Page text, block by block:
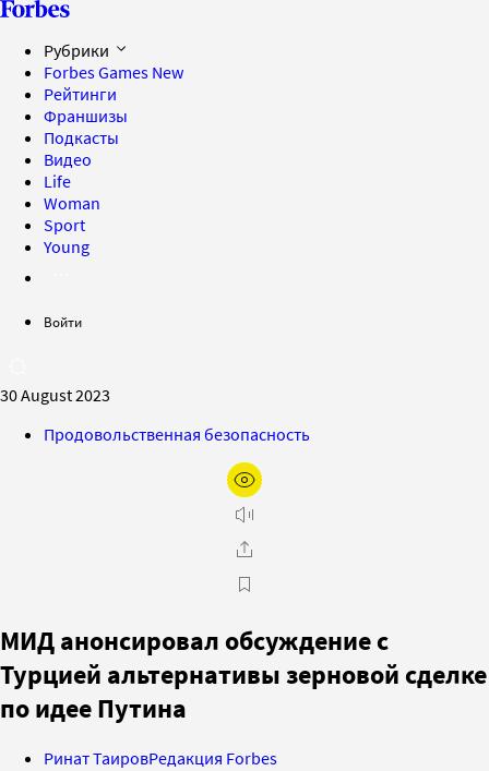
Рубрики
Forbes Games New
Рейтинги
Франшизы
Подкасты
Видео
Life
Woman
Sport
Young
Войти
30 August 2023
Продовольственная безопасность
МИД анонсировал обсуждение с
Турцией альтернативы зерновой сделке
по идее Путина
Ринат ТаировРедакция Forbes